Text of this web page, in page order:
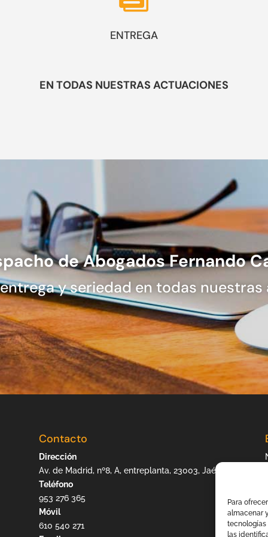
Para
almacenar
tecnologías
las
ENTREGA
EN TODAS NUESTRAS ACTUACIONES
de Abogados Fernando
y seriedad en todas
Contacto
Dirección
Av. de Madrid, nº8, A, entreplanta, 23003, Jaén
Teléfono
953 276 365
Móvil
610 540 271